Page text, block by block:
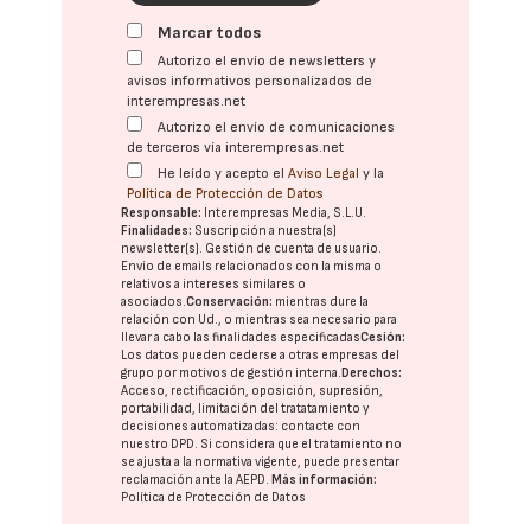
Marcar todos
Autorizo el envío de newsletters y
avisos informativos personalizados de
interempresas.net
Autorizo el envío de comunicaciones
de terceros vía interempresas.net
He leído y acepto elAviso Legal y la
Política de Protección de Datos
Responsable: Interempresas Media, S.L.U.
Finalidades: Suscripción a nuestra(s)
newsletter(s). Gestión de cuenta de usuario.
Envío de emails relacionados con la misma o
relativos a intereses similares o
asociados.Conservación: mientras dure la
relación con Ud., o mientras sea necesario para
llevar a cabo las finalidades especificadasCesión:
Los datos pueden cederse a otras empresas del
grupo por motivos de gestión interna. Derechos:
Acceso, rectificación, oposición, supresión,
portabilidad, limitación del tratatamiento y
decisiones automatizadas: contacte con
nuestro DPD. Si considera que el tratamiento no
se ajusta a la normativa vigente, puede presentar
reclamación ante laAEPD. Más información:
Política de Protección de Datos